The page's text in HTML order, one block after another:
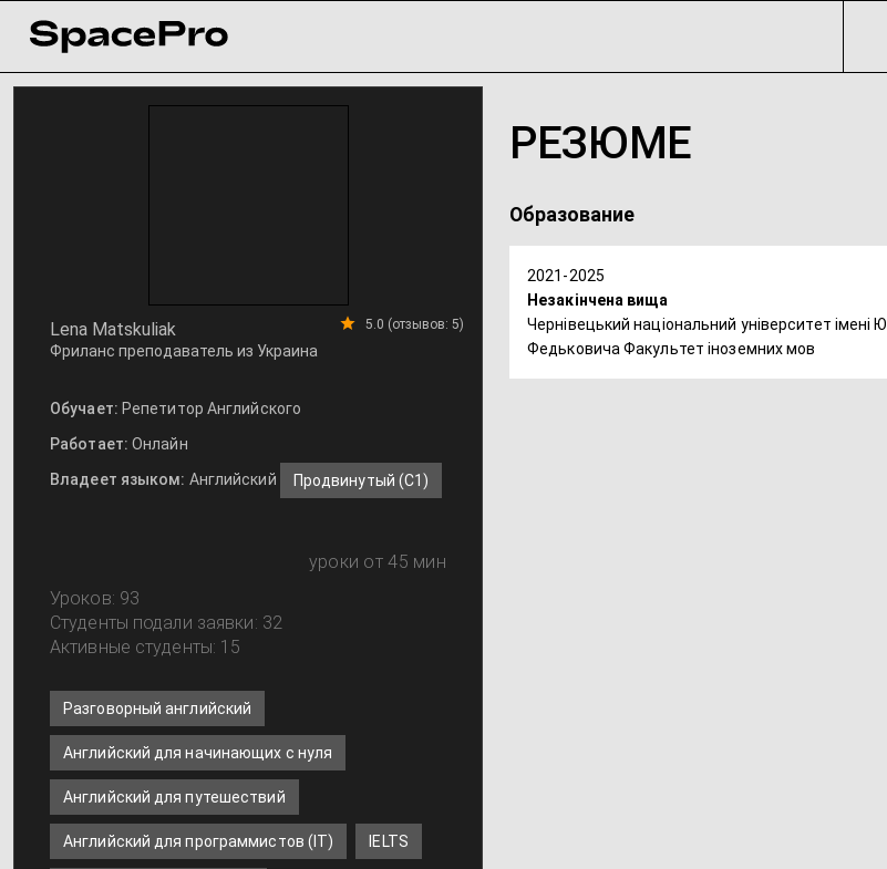
Lena Matskuliak
Фриланс преподаватель из Украина
5.0 (отзывов: 5)
Обучает: Репетитор Английского
Работает: Онлайн
Владеет языком: Английский Продвинутый (С1)
уроки от 45 мин
Уроков: 93
Студенты подали заявки: 32
Активные студенты: 15
Разговорный английский
Английский для начинающих с нуля
Английский для путешествий
Английский для программистов (IT) IELTS
РЕЗЮМЕ
Образование
2021-2025
Незакінчена вища
Чернівецький національний університет імені Ю.
Федьковича Факультет іноземних мов